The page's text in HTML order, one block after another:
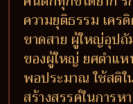
ความยุติธรรม เคร
ขาดสาย ผู้ใหญ่อุป
ของผู้ใหญ่ ยศตำแห
พอประมาณ ใช้สติใ
สร้างสรรค์ในการห